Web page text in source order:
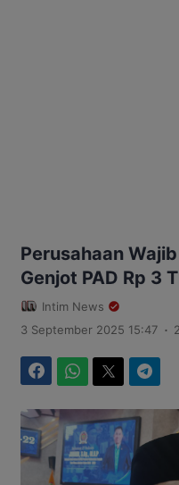
Perusahaan
Genjot PAD Rp 3 T
Intim News
3 September 2025 15:47 .